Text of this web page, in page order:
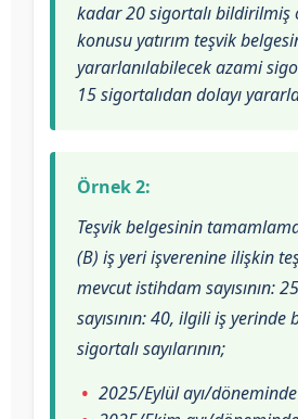
kadar 20 sigortalı bildirilmiş
konusu yatırım teşvik
yararlanılabilecek azami
15 sigortalıdan dolayı
Örnek 2:
Teşvik belgesinin
(B) iş yeri işverenine ilişkin
mevcut istihdam sayısının:
sayısının: 40, ilgili iş
sigortalı sayılarının;
2025/Eylül ayı/